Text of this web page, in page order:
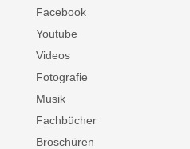
Facebook
Youtube
Videos
Fotografie
Musik
Fachbücher
Broschüren